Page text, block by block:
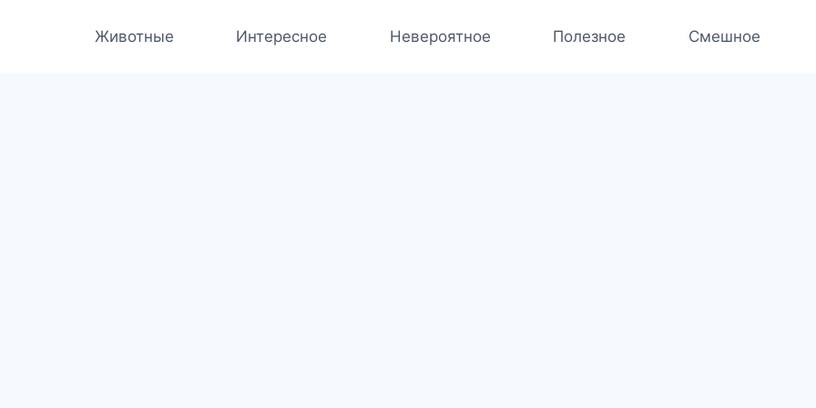
Животные Интересное Невероятное Полезное Смешное